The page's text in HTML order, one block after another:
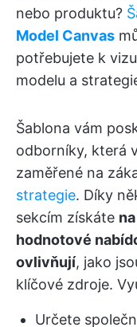
nebo produktu?
Model Canvas
potřebujete k
modelu a
Šablona vám
odborníky, která
zaměřené na
strategie. Díky
sekcím získáte
hodnotové
ovlivňují, jako
klíčové zdroje.
Určete